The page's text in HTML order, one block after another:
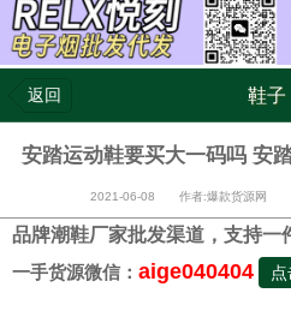
返回 鞋子
安踏运动鞋要买大一码吗 安
2021-06-08 作者:爆款货源网
品牌潮鞋厂家批发渠道，支持一
一手货源微信： aige040404